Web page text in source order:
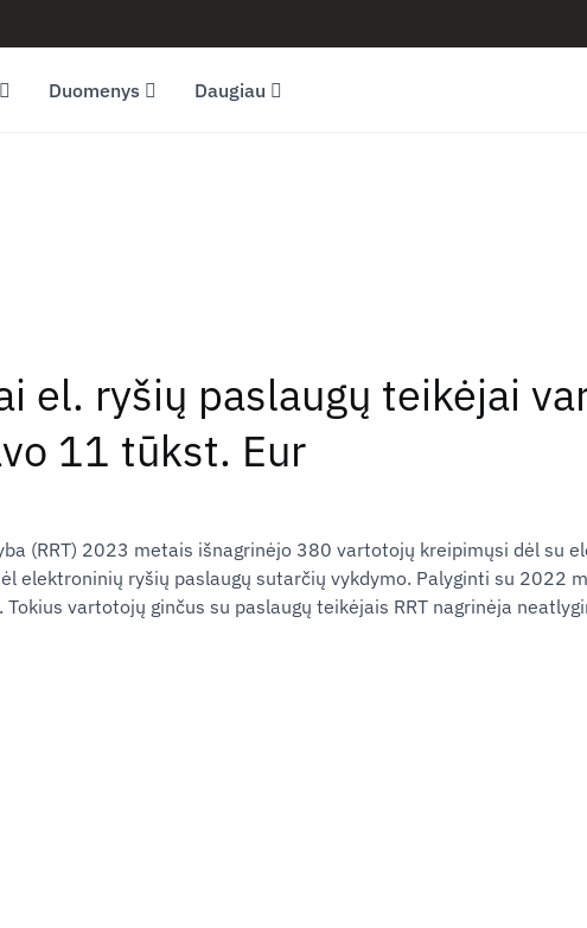
Duomenys Daugiau
el. ryšių paslaugų teikėjai
11 tūkst. Eur
(RRT) 2023 metais išnagrinėjo 380 vartotojų kreipimųsi dėl su
elektroninių ryšių paslaugų sutarčių vykdymo. Palyginti su 2022
vartotojų ginčus su paslaugų teikėjais RRT nagrinėja